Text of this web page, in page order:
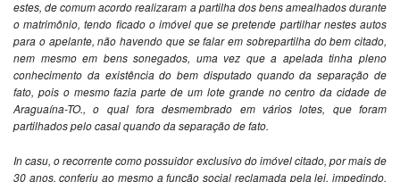
estes, de comum acordo realizaram a partilha dos bens amealhados durante
o matrimônio, tendo ficado o imóvel que se pretende partilhar nestes autos
para o apelante, não havendo que se falar em sobrepartilha do bem citado,
nem mesmo em bens sonegados, uma vez que a apelada tinha pleno
conhecimento da existência do bem disputado quando da separação de
fato, pois o mesmo fazia parte de um lote grande no centro da cidade de
Araguaína-TO., o qual fora desmembrado em vários lotes, que foram
partilhados pelo casal quando da separação de fato.
In casu, o recorrente como possuidor exclusivo do imóvel citado, por mais de
30 anos, conferiu ao mesmo a função social reclamada pela lei, impedindo,